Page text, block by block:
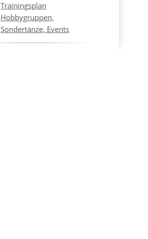
Trainingsplan
Hobbygruppen,
Sondertänze, Events